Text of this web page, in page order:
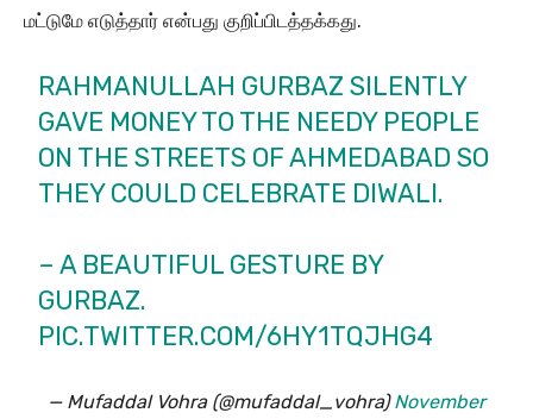
மட்டுமே எடுத்தார் என்பது குறிப்பிடத்தக்கது.
RAHMANULLAH GURBAZ SILENTLY
GAVE MONEY TO THE NEEDY PEOPLE
ON THE STREETS OF AHMEDABAD SO
THEY COULD CELEBRATE DIWALI.
– A BEAUTIFUL GESTURE BY
GURBAZ.
PIC.TWITTER.COM/6HY1TQJHG4
— Mufaddal Vohra (@mufaddal_vohra)November